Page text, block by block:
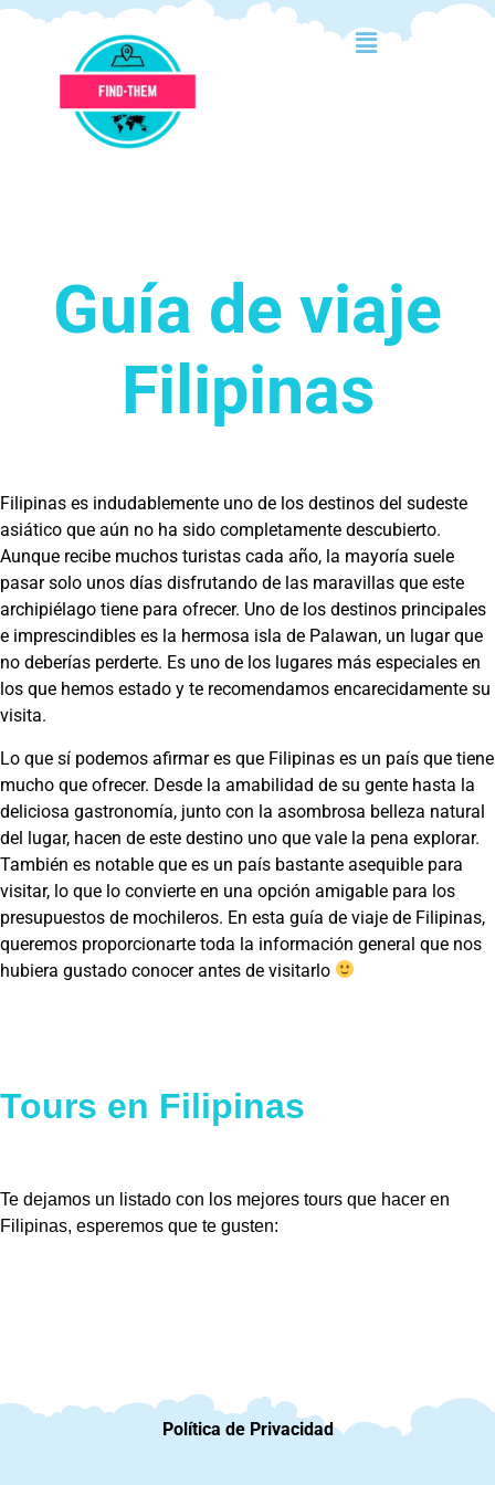
Guía de viaje
Filipinas
Filipinas es indudablemente uno de los destinos del sudeste
asiático que aún no ha sido completamente descubierto.
Aunque recibe muchos turistas cada año, la mayoría suele
pasar solo unos días disfrutando de las maravillas que este
archipiélago tiene para ofrecer. Uno de los destinos principales
e imprescindibles es la hermosa isla de Palawan, un lugar que
no deberías perderte. Es uno de los lugares más especiales en
los que hemos estado y te recomendamos encarecidamente su
visita.
Lo que sí podemos afirmar es que Filipinas es un país que tiene
mucho que ofrecer. Desde la amabilidad de su gente hasta la
deliciosa gastronomía, junto con la asombrosa belleza natural
del lugar, hacen de este destino uno que vale la pena explorar.
También es notable que es un país bastante asequible para
visitar, lo que lo convierte en una opción amigable para los
presupuestos de mochileros. En esta guía de viaje de Filipinas,
queremos proporcionarte toda la información general que nos
hubiera gustado conocer antes de visitarlo
Tours en Filipinas
Te dejamos un listado con los mejores tours que hacer en
Filipinas, esperemos que te gusten:
Política de Privacidad